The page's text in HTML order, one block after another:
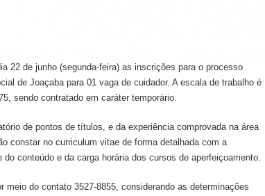
22 de junho (segunda-feira) as inscrições para o processo
de Joaçaba para 01 vaga de cuidador. A escala de trabalho é
sendo contratado em caráter temporário.
de pontos de títulos, e da experiência comprovada na área
constar no curriculum vitae de forma detalhada com a
conteúdo e da carga horária dos cursos de aperfeiçoamento.
meio do contato 3527-8855, considerando as determinações